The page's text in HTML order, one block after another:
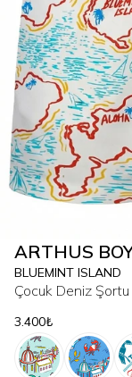
ARTHUS
BLUEMINT ISLAND
Çocuk Deniz Şortu
3.400₺